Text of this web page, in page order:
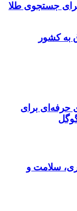
برای جستجوی طلا
از عراق به کشور
حرفه‌ای برای
سلامت و